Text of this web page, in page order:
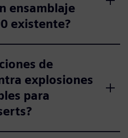
ensamblaje
existente?
de
explosiones
para